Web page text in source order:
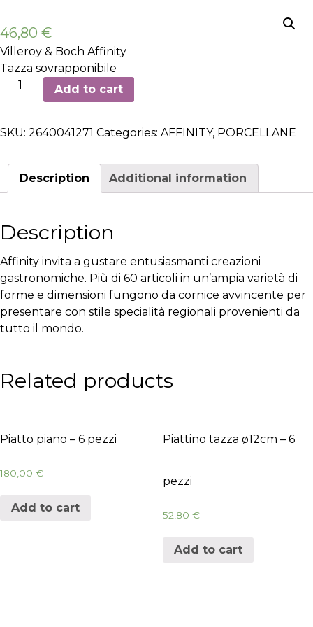
46,80 €
Villeroy & Boch Affinity
Tazza sovrapponibile
Tazza
sovrapponibile
6
quantity
Add to cart
SKU: 2640041271 Categories: AFFINITY, PORCELLANE
Description Additional information
Description
Affinity invita a gustare entusiasmanti creazioni
gastronomiche. Più di 60 articoli in un’ampia varietà di
forme e dimensioni fungono da cornice avvincente per
presentare con stile specialità regionali provenienti da
tutto il mondo.
Related products
Piatto piano – 6 pezzi
180,00 €
Add to cart
Piattino tazza ø12cm – 6
pezzi
52,80 €
Add to cart